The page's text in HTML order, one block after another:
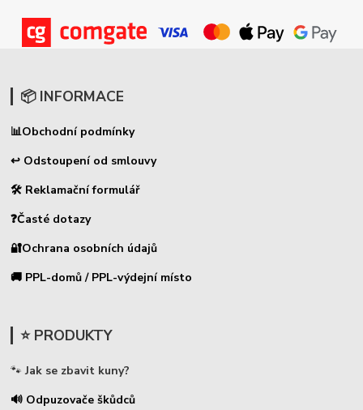
📦 INFORMACE
📊Obchodní podmínky
↩ Odstoupení od smlouvy
🛠 Reklamační formulář
❓Časté dotazy
🔐Ochrana osobních údajů
🚚 PPL-domů / PPL-výdejní místo
⭐ PRODUKTY
🐾 Jak se zbavit kuny?
🔊 Odpuzovače škůdců